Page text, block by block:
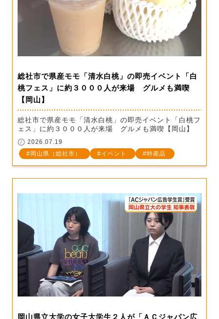
総社市で県産モモ「清水白桃」の即売イベント「白
桃フェス」に約３０００人が来場 グルメも満喫
【岡山】
総社市で県産モモ「清水白桃」の即売イベント「白桃フ
ェス」に約３０００人が来場 グルメも満喫【岡山】
2026.07.19
岡山県（総社市）
イベント 特産品
岡山県立大学の女子大学生２人が「ＡＣジャパン広